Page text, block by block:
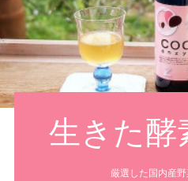
生きた酵
厳選した国内産野